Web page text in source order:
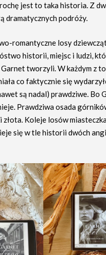
jest to taka historia. Z
dramatycznych podróży.
romantyczne losy
historii, miejsc i ludzi,
tworzyli. W każdym z
co faktycznie się
są nadal) prawdziwe. Bo
Prawdziwa osada
złota. Koleje losów
się w tle historii dwóch